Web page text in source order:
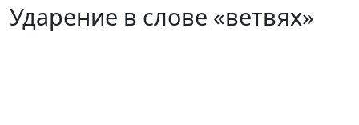
Ударение в слове «ветвях»